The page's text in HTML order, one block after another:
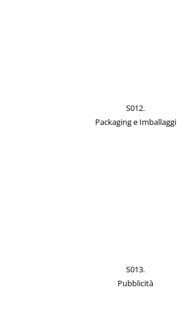
S012.
Packaging e Imballaggi
S013.
Pubblicità